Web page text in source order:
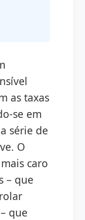
as taxas
se em
série de
O
caro
– que
que